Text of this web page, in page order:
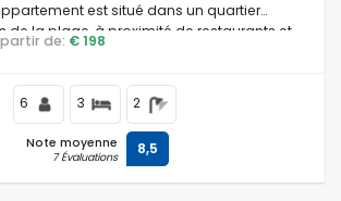
est situé dans un quartier
de la plage, à proximité de restaurants et
de la plage de Playa de la Marineta et à 1
partir de: € 198
6 3 2
Note moyenne
7 Évaluations 8,5